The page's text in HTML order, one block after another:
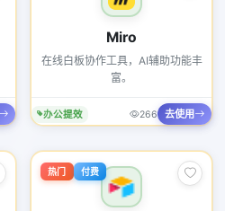
Miro
在线白板协作工具，AI辅助功能丰
富。
办公提效 266 去使用
热门 付费